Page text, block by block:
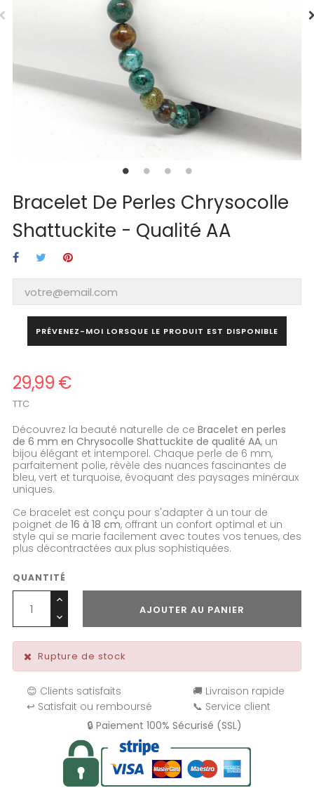
Bracelet De Perles Chrysocolle
Shattuckite - Qualité AA
PRÉVENEZ-MOI LORSQUE LE PRODUIT EST DISPONIBLE
29,99 €
TTC
Découvrez la beauté naturelle de ce Bracelet en perles
de 6 mm en Chrysocolle Shattuckite de qualité AA, un
bijou élégant et intemporel. Chaque perle de 6 mm,
parfaitement polie, révèle des nuances fascinantes de
bleu, vert et turquoise, évoquant des paysages minéraux
uniques.
Ce bracelet est conçu pour s'adapter à un tour de
poignet de 16 à 18 cm, offrant un confort optimal et un
style qui se marie facilement avec toutes vos tenues, des
plus décontractées aux plus sophistiquées.
QUANTITÉ
AJOUTER AU PANIER
Rupture de stock
😊 Clients satisfaits
🚚 Livraison rapide
↩️ Satisfait ou remboursé
📞 Service client
🔒 Paiement 100% Sécurisé (SSL)